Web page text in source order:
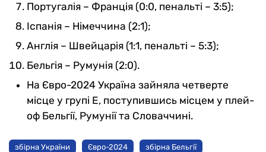
Португалія – Франція (0:0, пенальті – 3:5);
Іспанія – Німеччина (2:1);
Англія – Швейцарія (1:1, пенальті – 5:3);
Бельгія – Румунія (2:0).
На Євро-2024 Україна зайняла четверте
місце у групі E, поступившись місцем у плей-
оф Бельгії, Румунії та Словаччині.
збірна України Євро-2024 збірна Бельгії